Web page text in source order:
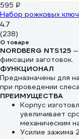
595 ₽
Набор рожковых
4.7
(238)
О товаре
NORDBERG NTS125
фиксации заготовок.
ФУНКЦИОНАЛ
Предназначены для
при проведении
ПРЕИМУЩЕСТВА
Корпус
увеличивает
механическим
Усилие зажима